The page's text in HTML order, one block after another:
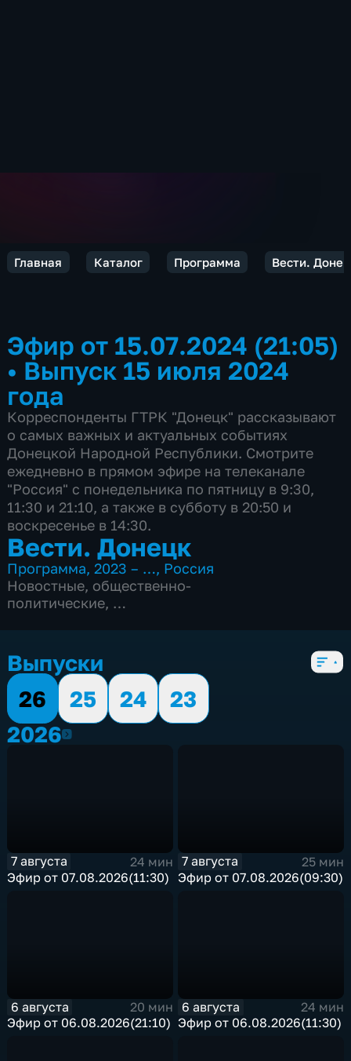
Главная Каталог Программа Вести.
Эфир от 15.07.2024 (21:05)
• Выпуск 15 июля 2024
года
Корреспонденты ГТРК "Донецк" рассказывают
о самых важных и актуальных событиях
Донецкой Народной Республики. Смотрите
ежедневно в прямом эфире на телеканале
"Россия" с понедельника по пятницу в 9:30,
11:30 и 21:10, а также в субботу в 20:50 и
воскресенье в 14:30.
Вести. Донецк
Программа,2023 – …, Россия
Новостные, общественно-
политические,
Выпуски
26
25 24
23
20262026
7 августа
24 мин
Эфир от 07.08.2026(11:30)
7 августа
25 мин
Эфир от 07.08.2026(09:30)
6 августа
20 мин
Эфир от 06.08.2026(21:10)
6 августа
24 мин
Эфир от 06.08.2026(11:30)